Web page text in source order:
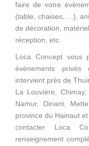
faire de votre
(table, chaises, ...),
de décoration,
réception, etc.
Loca Concept vous
événements
intervient près de
La Louvière, Chimay,
Namur, Dinant,
province du Hainaut
contacter Loca
renseignement